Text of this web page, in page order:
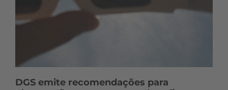
DGS emite recomendações para